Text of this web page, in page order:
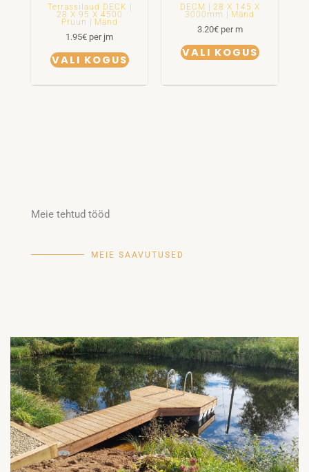
Terrassilaud DECK |
28 X 95 X 4500
Pruun | Mänd
1.95€ per jm
VALI KOGUS
DECM | 28 X 145 X
3000mm | Mänd
3.20€per m
VALI KOGUS
Meie tehtud tööd
MEIE SAAVUTUSED